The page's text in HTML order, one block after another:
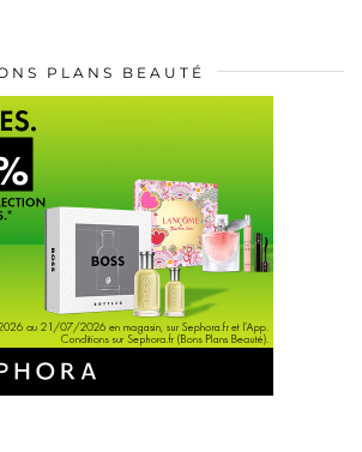
PLANS BEAUTÉ